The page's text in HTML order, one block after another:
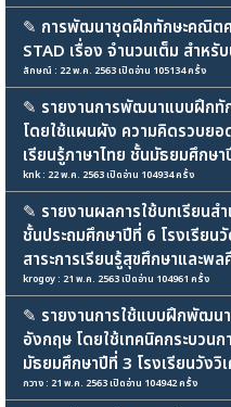
✎ การพัฒนาชุดฝึกทักษะคณิต
STAD เรื่อง จำนวนเต็ม สำห
ลักษณ์ : 22 พ.ค. 2563 เปิดอ่าน 105134 ครั้ง
✎ รายงานการพัฒนาแบบฝึกทั
โดยใช้แผนผัง ความคิดรวบย
เรียนรู้ภาษาไทย ชั้นมัธยมศึกษ
knk : 22 พ.ค. 2563 เปิดอ่าน 104934 ครั้ง
✎ รายงานผลการใช้บทเรียน
ชั้นประถมศึกษาปีที่ 6 โรงเรีย
สาระการเรียนรู้สุขศึกษาและพล
krogoy : 21 พ.ค. 2563 เปิดอ่าน 104961 ครั้ง
✎ รายงานการใช้แบบฝึกพัฒน
อังกฤษ โดยใช้เทคนิคกระบวน
มัธยมศึกษาปีที่ 3 โรงเรียนวังวิ
กวาง : 21 พ.ค. 2563 เปิดอ่าน 104942 ครั้ง